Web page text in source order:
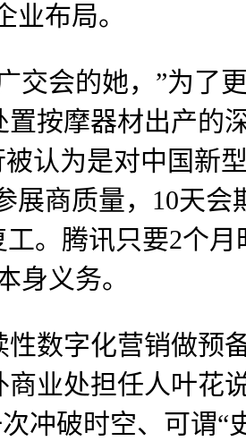
布局。
会的她，”为了
按摩器材出产的
认为是对中国新
展商质量，10天
。腾讯只要2个
身义务。
字化营销做预
业处担任人叶花
冲破时空、可